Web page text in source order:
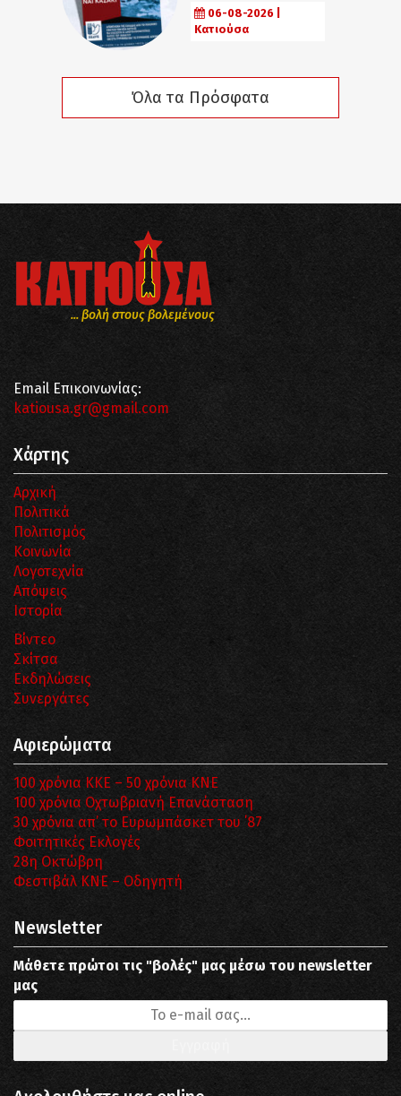
06-08-2026 |
Κατιούσα
Όλα τα Πρόσφατα
... βολή στους βολεμένους
Email Επικοινωνίας:
katiousa.gr@gmail.com
Χάρτης
Αρχική
Πολιτικά
Πολιτισμός
Κοινωνία
Λογοτεχνία
Απόψεις
Ιστορία
Βίντεο
Σκίτσα
Εκδηλώσεις
Συνεργάτες
Αφιερώματα
100 χρόνια ΚΚΕ – 50 χρόνια ΚΝΕ
100 χρόνια Οχτωβριανή Επανάσταση
30 χρόνια απ’ το Ευρωμπάσκετ του ΄87
Φοιτητικές Εκλογές
28η Οκτώβρη
Φεστιβάλ ΚΝΕ – Οδηγητή
Newsletter
Μάθετε πρώτοι τις "βολές" μας μέσω του newsletter
μας